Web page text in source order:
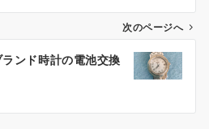
次のページへ
ンド時計の電池交換